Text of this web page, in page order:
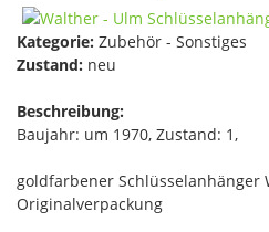
Kategorie: Zubehör - Sonstiges
Zustand: neu
Beschreibung:
Baujahr: um 1970, Zustand: 1,
goldfarbener Schlüsselanhänger
Originalverpackung